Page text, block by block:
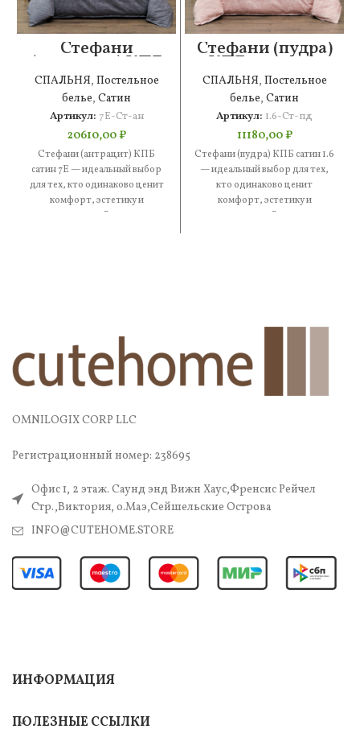
Стефани
(антрацит) КПБ
сатин 7Е
СПАЛЬНЯ, Постельное
белье, Сатин
Артикул: 7Е-Ст-ан
20610,00₽
Стефани (антрацит) КПБ
сатин 7Е — идеальный выбор
для тех, кто одинаково ценит
комфорт, эстетику и
практичность. В составе —
Стефани (пудра)
КПБ сатин 1.6
СПАЛЬНЯ, Постельное
белье, Сатин
Артикул: 1.6-Ст-пд
11180,00₽
Стефани (пудра) КПБ сатин 1.6
— идеальный выбор для тех,
кто одинаково ценит
комфорт, эстетику и
практичность. В составе —
OMNILOGIX CORP LLC
Регистрационный номер: 238695
Офис 1, 2 этаж. Саунд энд Вижн Хаус,Френсис Рейчел
Стр.,Виктория, о.Маэ,Сейшельские Острова
INFO@CUTEHOME.STORE
ИНФОРМАЦИЯ
ПОЛЕЗНЫЕ ССЫЛКИ